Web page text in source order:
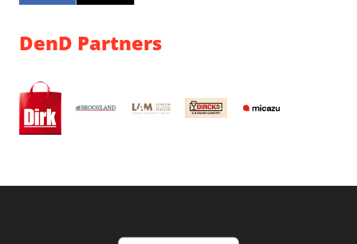
DenD Partners